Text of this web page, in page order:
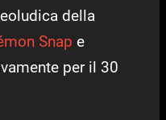
della
Snap e
per il 30